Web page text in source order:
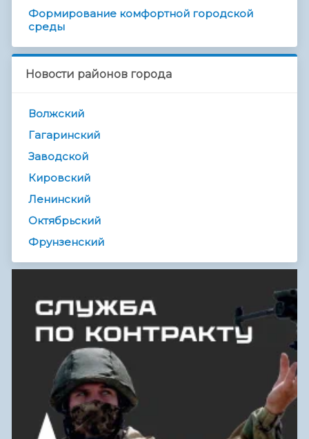
Формирование комфортной городской
среды
Новости районов города
Волжский
Гагаринский
Заводской
Кировский
Ленинский
Октябрьский
Фрунзенский